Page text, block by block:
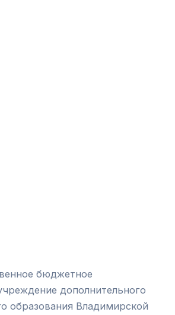
бюджетное
дополнительного
образования Владимирской